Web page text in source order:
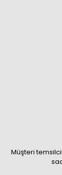
Müşteri